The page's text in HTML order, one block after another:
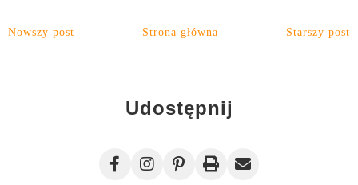
Nowszy post Starszy post
Strona główna
Udostępnij